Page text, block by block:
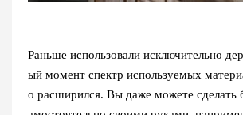
Раньше использовали исключительно
ый момент спектр используемых
о расширился. Вы даже можете сделать